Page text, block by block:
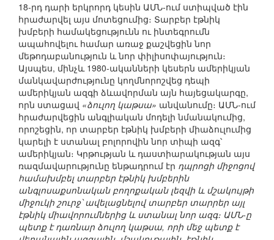
18-րդ դարի երկրորդ կեսին ԱՄՆ-ում ստիպված էին
հրաժարվել այս մոտեցումից։ Տարբեր էթնիկ
խմբերի համակեցությունն ու ինտեգրումն
ապահովելու համար առաջ քաշվեցին նոր
մեթոդաբանություն և նոր փիլիսոփայություն։
Այսպես, մինչև 1980-ականների կեսերն ամերիկյան
մանկավարժությունը կողմնորոշվեց դեպի
ամերիկյան ազգի ձևավորման այն հայեցակարգը,
որն ստացավ «ձուլող կաթսա» անվանումը։ ԱՄՆ-ում
հրաժարվեցին անգլիական մոդելի նմանակումից,
որոշեցին, որ տարբեր էթնիկ խմբերի միաձուլումից
կարելի է ստանալ բոլորովին նոր տիպի ազգ՝
ամերիկյան։ Կրթության և դաստիարակության այս
ռազմավարությունը ենթադրում էր դպրոցի միջոցով
համախմբել տարբեր էթնիկ խմբերին
անգլոսաքսոնական բողոքական լեզվի և մշակույթի
միջուկի շուրջ՝ ավելացնելով տարբեր տարրեր այլ
էթնիկ միավորումներից և ստանալ նոր ազգ։ ԱՄՆ-ը
պետք է դառնար ձուլող կաթսա, որի մեջ պետք է